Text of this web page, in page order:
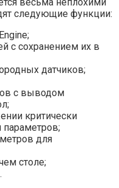
следующие функции:
с сохранением их в
датчиков;
с выводом
критически
для
столе;